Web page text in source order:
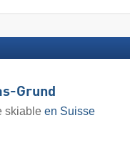
Grund
skiable en Suisse